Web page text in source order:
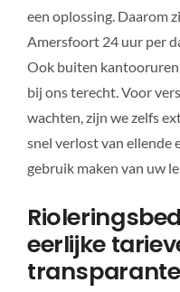
een oplossing. Daarom
Amersfoort 24 uur per
Ook buiten
bij ons terecht. Voor
wachten, zijn we zelfs
snel verlost van ellende
gebruik maken van uw
eerlijke